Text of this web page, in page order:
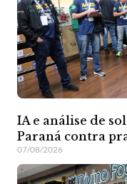
IA e análise de
Paraná contra
07/08/2026